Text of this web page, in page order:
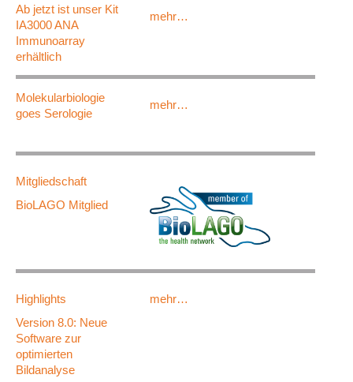
Ab jetzt ist unser Kit
IA3000 ANA
Immunoarray
erhältlich
mehr…
Molekularbiologie
goes Serologie
mehr…
Mitgliedschaft
BioLAGO Mitglied
Highlights
Version 8.0: Neue
Software zur
optimierten
Bildanalyse
mehr…
_pk_hsr
Anbieter:
https://www.aid-diagnostika.com
Anonyme Website-Statistiken
30 Minuten - 30 Jahre